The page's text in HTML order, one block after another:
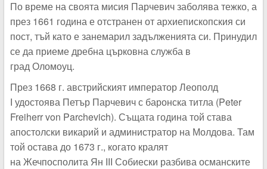
По време на своята мисия Парчевич заболява тежко, а
през 1661 година е отстранен от архиепископския си
пост, тъй като е занемарил задълженията си. Принудил
се да приеме дребна църковна служба в
град Оломоуц.
През 1668 г. австрийският император Леополд
І удостоява Петър Парчевич с баронска титла (Peter
Freiherr von Parchevich). Същата година той става
апостолски викарий и администратор на Молдова. Там
той остава до 1673 г., когато кралят
на Жечпосполита Ян ІІІ Собиески разбива османските